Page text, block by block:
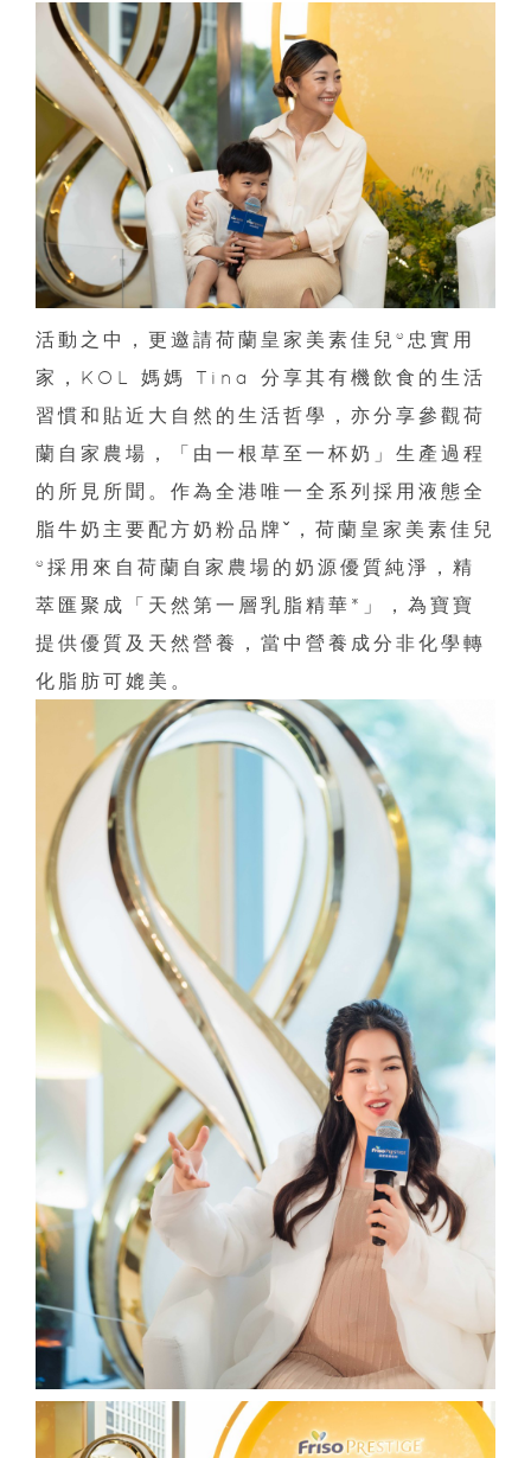
活動之中，更邀請荷蘭皇家美素佳兒®忠實用
家，KOL 媽媽 Tina 分享其有機飲食的生活
習慣和貼近大自然的生活哲學，亦分享參觀荷
蘭自家農場，「由一根草至一杯奶」生產過程
的所見所聞。作為全港唯一全系列採用液態全
脂牛奶主要配方奶粉品牌ˇ，荷蘭皇家美素佳兒
®採用來自荷蘭自家農場的奶源優質純淨，精
萃匯聚成「天然第一層乳脂精華*」，為寶寶
提供優質及天然營養，當中營養成分非化學轉
化脂肪可媲美。